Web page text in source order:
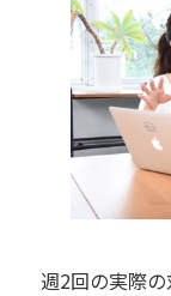
週2回の実際の